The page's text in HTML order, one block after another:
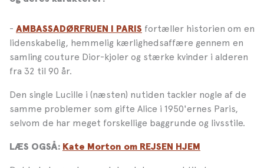
- AMBASSADØRFRUEN I PARIS fortæller historien om en
lidenskabelig, hemmelig kærlighedsaffære gennem en
samling couture Dior-kjoler og stærke kvinder i alderen
fra 32 til 90 år.
Den single Lucille i (næsten) nutiden tackler nogle af de
samme problemer som gifte Alice i 1950'ernes Paris,
selvom de har meget forskellige baggrunde og livsstile.
LÆS OGSÅ: Kate Morton om REJSEN HJEM